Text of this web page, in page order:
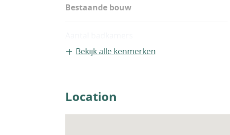
Bestaande bouw
2 Bekijk alle kenmerken
Location